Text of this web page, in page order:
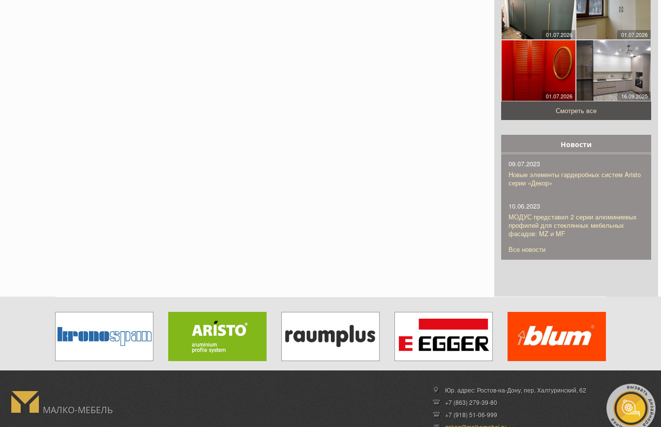
01.07.2026 01.07.2026
01.07.2026 16.09.2025
Смотреть все
Новости
09.07.2023
Новые элементы гардеробных систем Aristo
серии «Декор»
10.06.2023
МОДУС представил 2 серии алюминиевых
профилей для стеклянных мебельных
фасадов: MZ и MF
Все новости
МАЛКО-МЕБЕЛЬ
Юр. адрес: Ростов-на-Дону,пер. Халтуринский, 62
+7 (863) 279-39-80
+7 (918) 51-06-999